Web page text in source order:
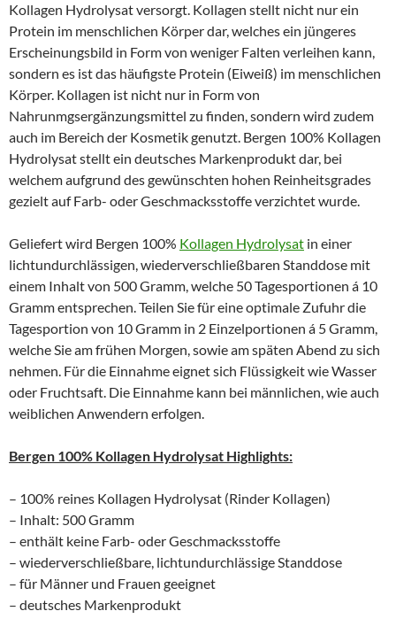
Kollagen Hydrolysat versorgt. Kollagen stellt nicht nur ein
Protein im menschlichen Körper dar, welches ein jüngeres
Erscheinungsbild in Form von weniger Falten verleihen kann,
sondern es ist das häufigste Protein (Eiweiß) im menschlichen
Körper. Kollagen ist nicht nur in Form von
Nahrunmgsergänzungsmittel zu finden, sondern wird zudem
auch im Bereich der Kosmetik genutzt. Bergen 100% Kollagen
Hydrolysat stellt ein deutsches Markenprodukt dar, bei
welchem aufgrund des gewünschten hohen Reinheitsgrades
gezielt auf Farb- oder Geschmacksstoffe verzichtet wurde.
Geliefert wird Bergen 100% Kollagen Hydrolysat in einer
lichtundurchlässigen, wiederverschließbaren Standdose mit
einem Inhalt von 500 Gramm, welche 50 Tagesportionen á 10
Gramm entsprechen. Teilen Sie für eine optimale Zufuhr die
Tagesportion von 10 Gramm in 2 Einzelportionen á 5 Gramm,
welche Sie am frühen Morgen, sowie am späten Abend zu sich
nehmen. Für die Einnahme eignet sich Flüssigkeit wie Wasser
oder Fruchtsaft. Die Einnahme kann bei männlichen, wie auch
weiblichen Anwendern erfolgen.
Bergen 100% Kollagen Hydrolysat Highlights:
– 100% reines Kollagen Hydrolysat (Rinder Kollagen)
– Inhalt: 500 Gramm
– enthält keine Farb- oder Geschmacksstoffe
– wiederverschließbare, lichtundurchlässige Standdose
– für Männer und Frauen geeignet
– deutsches Markenprodukt